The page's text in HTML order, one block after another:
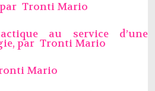
Tronti Mario
au service d’une
par Tronti Mario
Mario